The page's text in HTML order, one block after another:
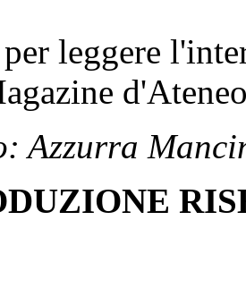
per leggere
Azzurra